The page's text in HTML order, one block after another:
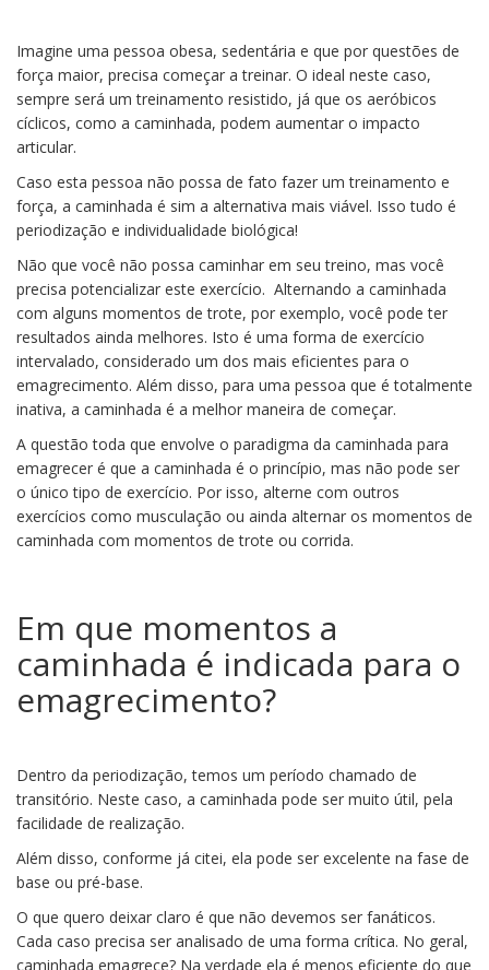
Imagine uma pessoa obesa, sedentária e que por questões de
força maior, precisa começar a treinar. O ideal neste caso,
sempre será um treinamento resistido, já que os aeróbicos
cíclicos, como a caminhada, podem aumentar o impacto
articular.
Caso esta pessoa não possa de fato fazer um treinamento e
força, a caminhada é sim a alternativa mais viável. Isso tudo é
periodização e individualidade biológica!
Não que você não possa caminhar em seu treino, mas você
precisa potencializar este exercício. Alternando a caminhada
com alguns momentos de trote, por exemplo, você pode ter
resultados ainda melhores. Isto é uma forma de exercício
intervalado, considerado um dos mais eficientes para o
emagrecimento. Além disso, para uma pessoa que é totalmente
inativa, a caminhada é a melhor maneira de começar.
A questão toda que envolve o paradigma da caminhada para
emagrecer é que a caminhada é o princípio, mas não pode ser
o único tipo de exercício. Por isso, alterne com outros
exercícios como musculação ou ainda alternar os momentos de
caminhada com momentos de trote ou corrida.
Em que momentos a
caminhada é indicada para o
emagrecimento?
Dentro da periodização, temos um período chamado de
transitório. Neste caso, a caminhada pode ser muito útil, pela
facilidade de realização.
Além disso, conforme já citei, ela pode ser excelente na fase de
base ou pré-base.
O que quero deixar claro é que não devemos ser fanáticos.
Cada caso precisa ser analisado de uma forma crítica. No geral,
caminhada emagrece? Na verdade ela é menos eficiente do que